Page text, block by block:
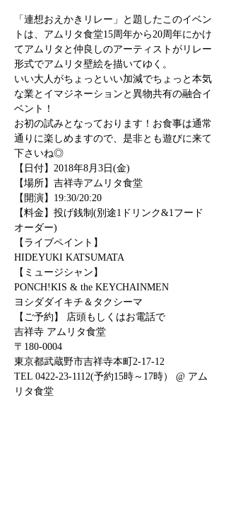
「連想おえかきリレー」と題したこのイベン
トは、アムリタ食堂15周年から20周年にかけ
てアムリタと仲良しのアーティストがリレー
形式でアムリタ壁絵を描いてゆく。
いい大人がちょっといい加減でちょっと本気
な業とイマジネーションと異物共有の融合イ
ベント！
お初の試みとなっております！お食事は通常
通りに楽しめますので、是非とも遊びに来て
下さいね◎
【日付】2018年8月3日(金)
【場所】吉祥寺アムリタ食堂
【開演】19:30/20:20
【料金】投げ銭制(別途1ドリンク&1フード
オーダー)
【ライブペイント】
HIDEYUKI KATSUMATA
【ミュージシャン】
PONCH!KIS & the KEYCHAINMEN
ヨシダダイキチ＆タクシーマ
【ご予約】 店頭もしくはお電話で
吉祥寺 アムリタ食堂
〒180-0004
東京都武蔵野市吉祥寺本町2-17-12
TEL 0422-23-1112(予約15時～17時） @ アム
リタ食堂